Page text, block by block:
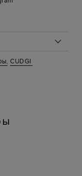
, CUDGI